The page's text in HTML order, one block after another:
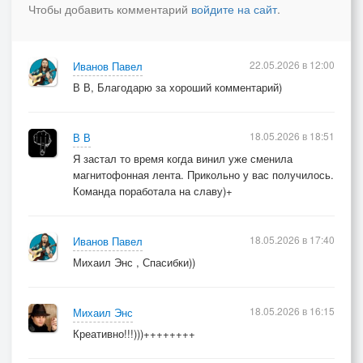
слышал ты, Данила, ламповый мой усилок.
Начинай, Данила, откладывать зарплаты.
Ты улетишь до Китая через Улан-Батор, когда
Данила, Даня, не грусти - винил тоже классно,
ведь роза и рододендрон по-своему прекрасны,
они растут кустами и в садах холмистых.
Данила, Данила - коллекционер винила, ты
слышал ты, Данила, "транзюковый усилок".
Я в них знаток.
Чтобы добавить комментарий войдите на сайт.
Иванов Павел
В В, Благодарю за хороший комментарий)
22.05.2026 в 12:00
В В
Я застал то время когда винил уже сменила
магнитофонная лента. Прикольно у вас получилось.
Команда поработала на славу)+
18.05.2026 в 18:51
Иванов Павел
Михаил Энс , Спасибки))
18.05.2026 в 17:40
Михаил Энс
Креативно!!!)))++++++++
18.05.2026 в 16:15